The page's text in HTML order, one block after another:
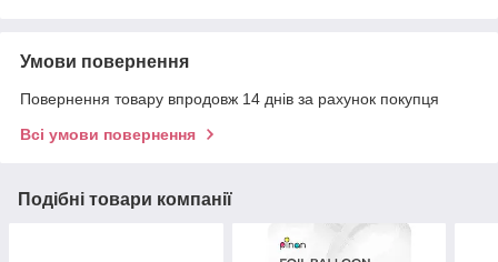
Умови повернення
Повернення товару впродовж 14 днів за рахунок покупця
Всі умови повернення
Подібні товари компанії